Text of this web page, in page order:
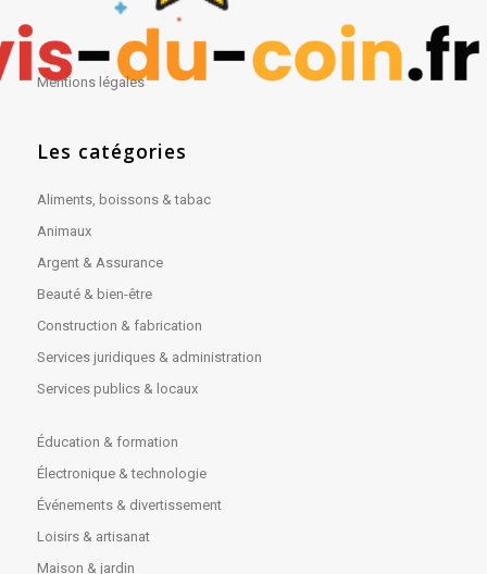
Mentions légales
Les catégories
Aliments, boissons & tabac
Animaux
Argent & Assurance
Beauté & bien-être
Construction & fabrication
Services juridiques & administration
Services publics & locaux
Éducation & formation
Électronique & technologie
Événements & divertissement
Loisirs & artisanat
Maison & jardin